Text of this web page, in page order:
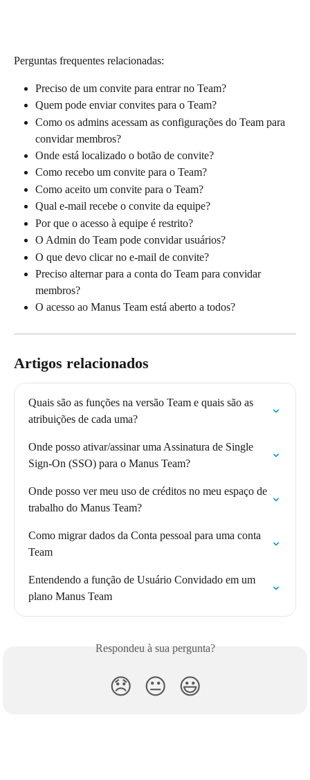
Perguntas frequentes relacionadas:
Preciso de um convite para entrar no Team?
Quem pode enviar convites para o Team?
Como os admins acessam as configurações do Team para
convidar membros?
Onde está localizado o botão de convite?
Como recebo um convite para o Team?
Como aceito um convite para o Team?
Qual e-mail recebe o convite da equipe?
Por que o acesso à equipe é restrito?
O Admin do Team pode convidar usuários?
O que devo clicar no e-mail de convite?
Preciso alternar para a conta do Team para convidar
membros?
O acesso ao Manus Team está aberto a todos?
Artigos relacionados
Quais são as funções na versão Team e quais são as
atribuições de cada uma?
Onde posso ativar/assinar uma Assinatura de Single
Sign-On (SSO) para o Manus Team?
Onde posso ver meu uso de créditos no meu espaço de
trabalho do Manus Team?
Como migrar dados da Conta pessoal para uma conta
Team
Entendendo a função de Usuário Convidado em um
plano Manus Team
Respondeu à sua pergunta?
😞 😐 😃